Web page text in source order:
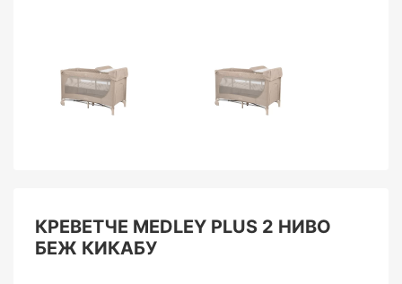
КРЕВЕТЧЕ MEDLEY PLUS 2 НИВО
БЕЖ КИКАБУ